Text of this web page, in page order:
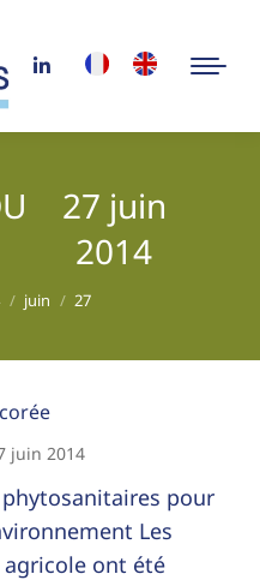
27 juin
2014
:
juin 27
juin 2014
pour
Les
ont été